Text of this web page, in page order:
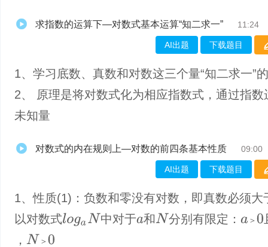
求指数的运算下—对数式基本运算“知二求一” 11:24
AI出题 下载题目
1、学习底数、真数和对数这三个量“知二求一”
2、 原理是将对数式化为相应指数式，通过指数
未知量
对数式的内在规则上—对数的前四条基本性质 09:00
AI出题 下载题目
1、性质(1)：负数和零没有对数，即真数必须大
以对数式logaN 中对于a 和 N 分别有限定： ＞
a＞ 0
，
＞
N＞ 0